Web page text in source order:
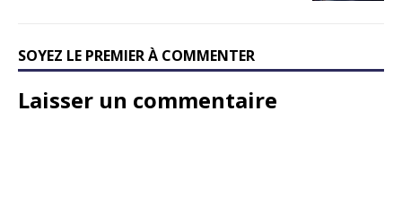
SOYEZ LE PREMIER À COMMENTER
Laisser un commentaire